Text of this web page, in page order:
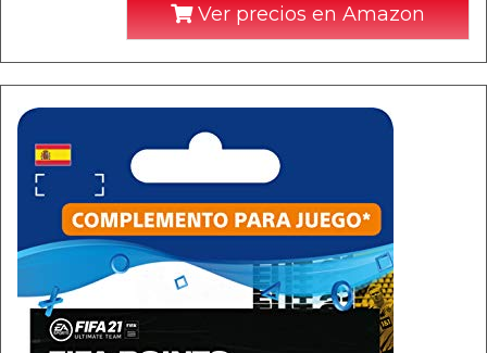
Ver precios en Amazon